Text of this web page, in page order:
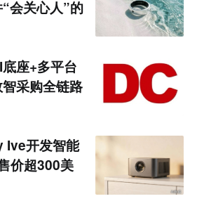
会关心人”的
座+多平台
采购全链路
开发智能
价超300美